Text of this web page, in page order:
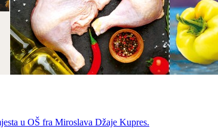
u OŠ fra Miroslava Džaje Kupres.